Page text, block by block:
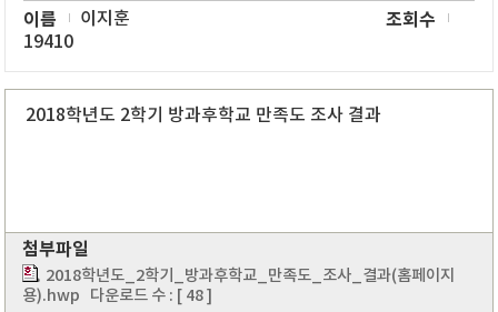
이름 이지훈 조회수
19410
2018학년도 2학기 방과후학교 만족도 조사 결과
첨부파일
2018학년도_2학기_방과후학교_만족도_조사_결과(홈페이지
용).hwp 다운로드 수 : [ 48 ]